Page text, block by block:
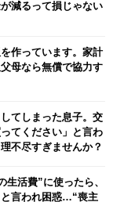
減るって損じゃない
作っています。家計
母なら無償で協力す
てしまった息子。交
てください」と言わ
不尽すぎませんか？
生活費”に使ったら、
と言われ困惑…“喪主